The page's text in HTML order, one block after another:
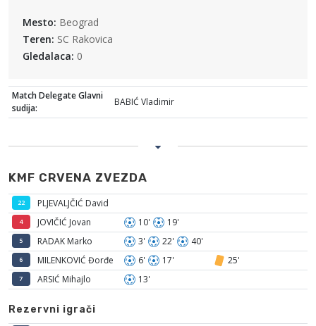
Mesto: Beograd
Teren: SC Rakovica
Gledalaca: 0
Match Delegate Glavni
sudija:
BABIĆ Vladimir
KMF CRVENA ZVEZDA
22 PLJEVALJČIĆ David
4 JOVIČIĆ Jovan 10' 19'
5 RADAK Marko 3' 22' 40'
6 MILENKOVIĆ Đorđe 6' 17' 25'
7 ARSIĆ Mihajlo 13'
Rezervni igrači